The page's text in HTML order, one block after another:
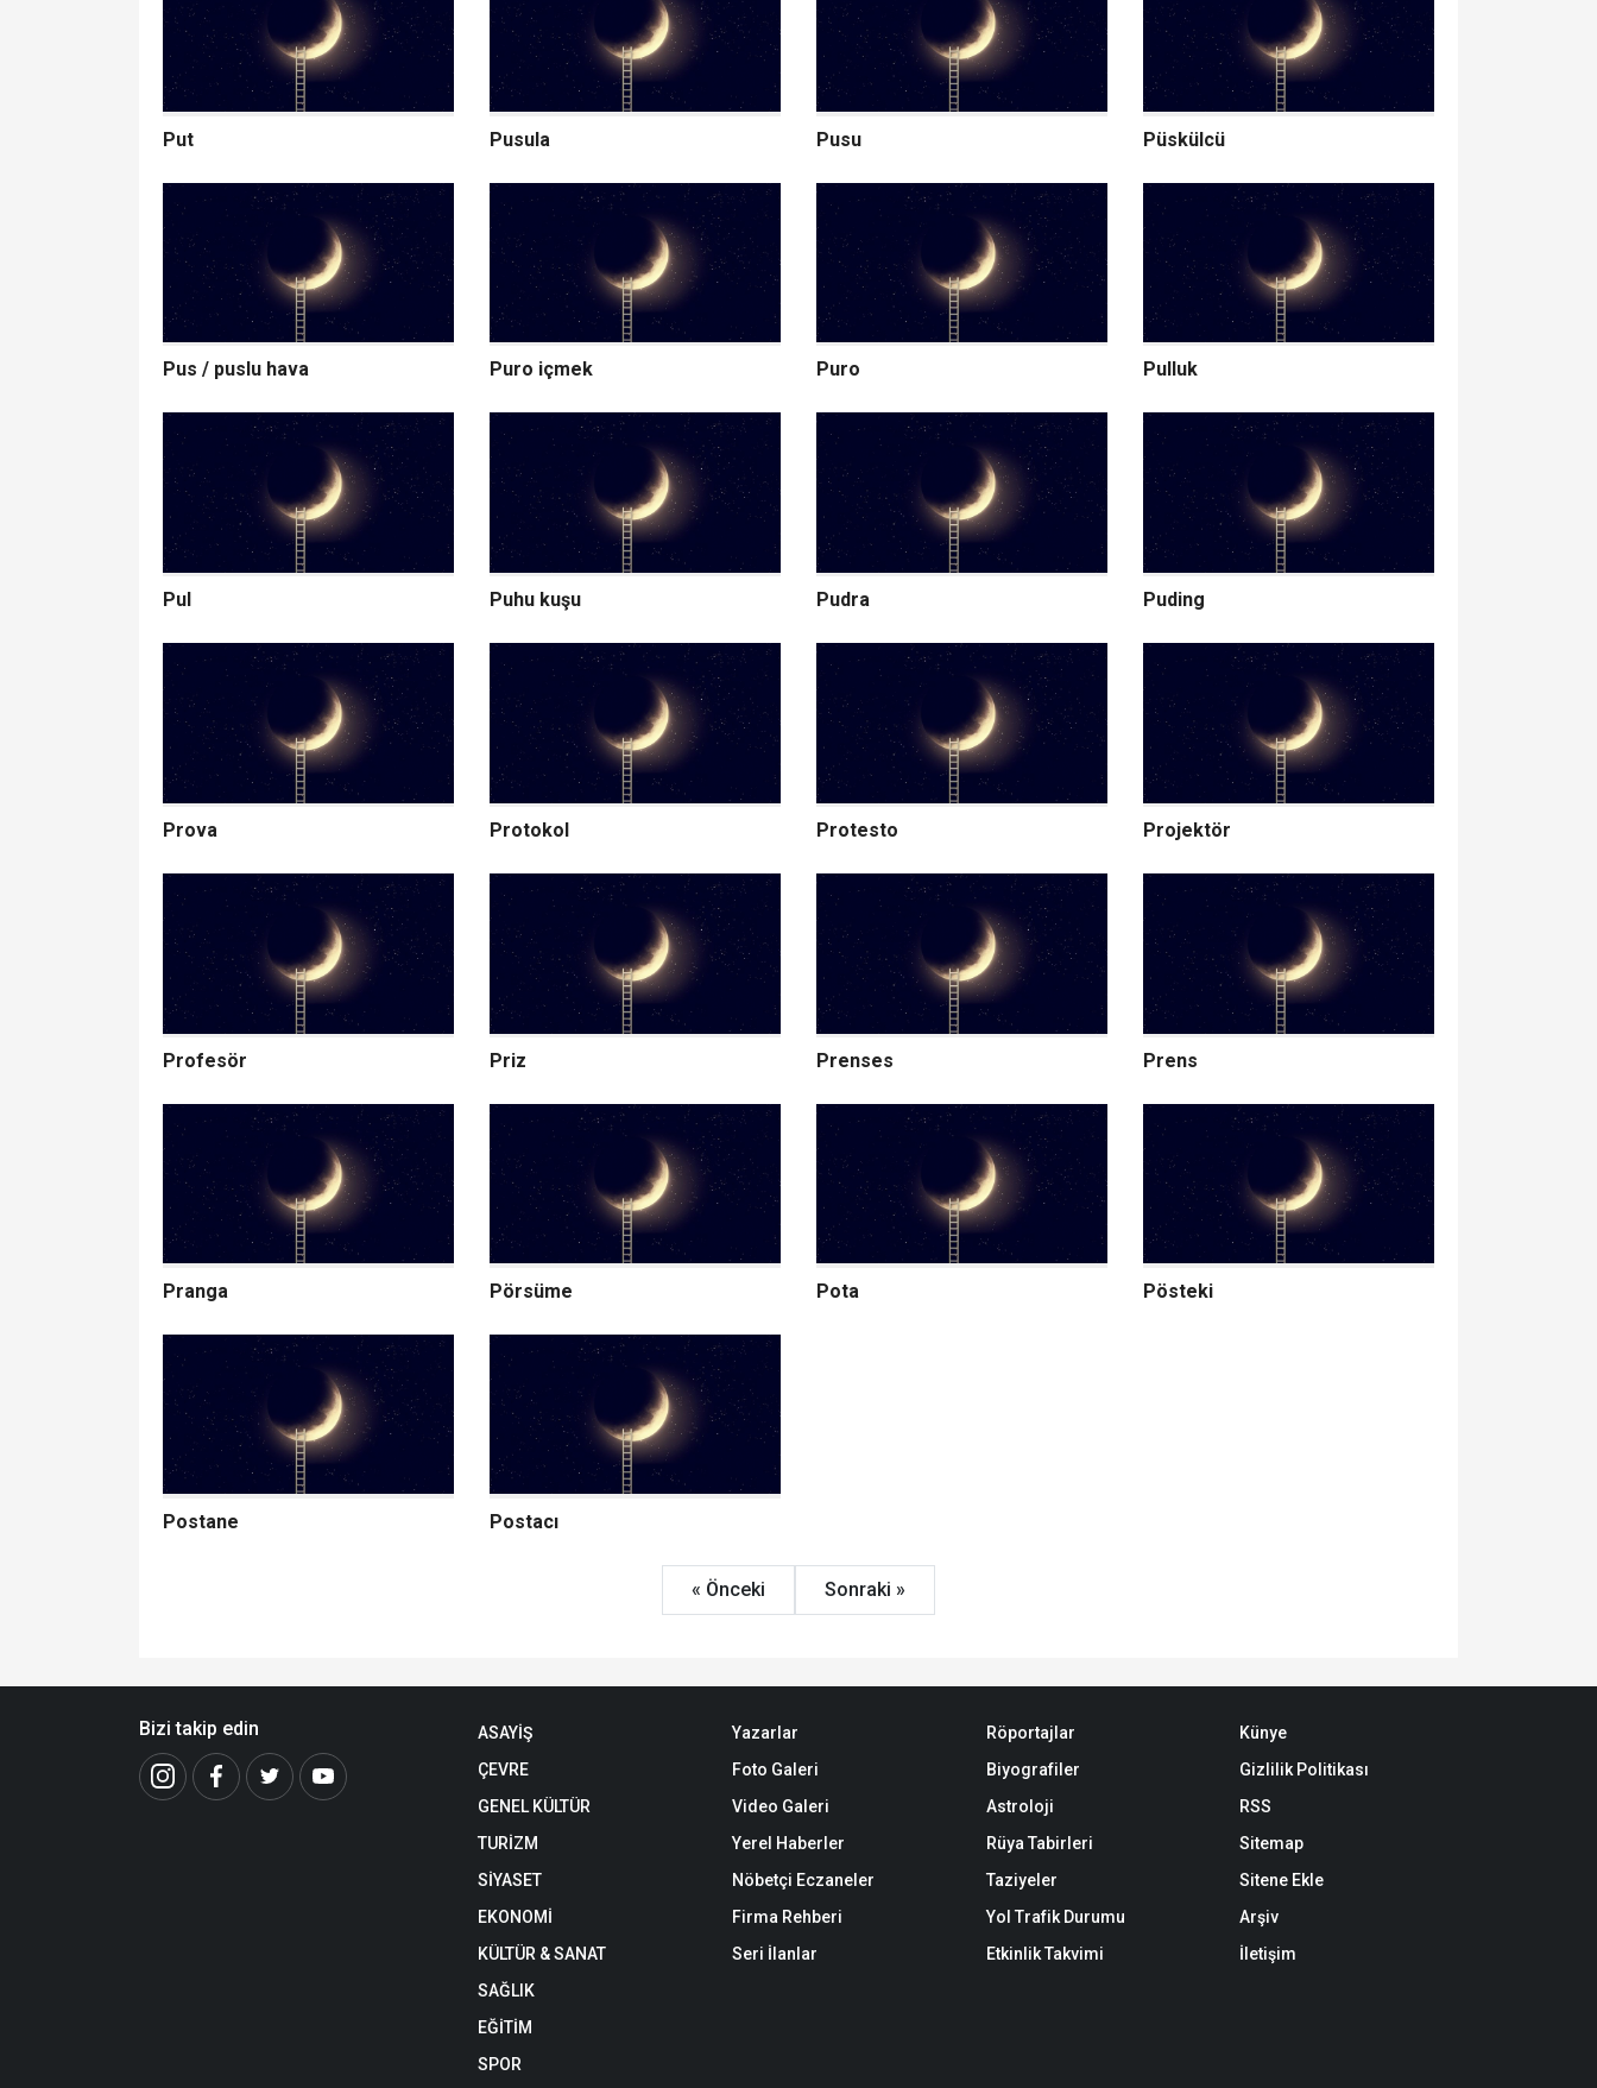
Put Pusula Pusu Püskülcü
Pus / puslu hava Puro içmek Puro Pulluk
Pul Puhu kuşu Pudra Puding
Prova Protokol Protesto Projektör
Profesör Priz Prenses Prens
Pranga Pörsüme Pota Pösteki
Postane Postacı
« Önceki Sonraki »
Bizi takip edin
ASAYİŞ
ÇEVRE
GENEL KÜLTÜR
TURİZM
SİYASET
EKONOMİ
KÜLTÜR & SANAT
SAĞLIK
EĞİTİM
SPOR
Yazarlar
Foto Galeri
Video Galeri
Yerel Haberler
Nöbetçi Eczaneler
Firma Rehberi
Seri İlanlar
Röportajlar
Biyografiler
Astroloji
Rüya Tabirleri
Taziyeler
Yol Trafik Durumu
Etkinlik Takvimi
Künye
Gizlilik Politikası
RSS
Sitemap
Sitene Ekle
Arşiv
İletişim